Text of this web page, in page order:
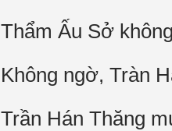
Thẩm Ấu Sở
Không ngờ, Tràn
Trần Hán Thăng